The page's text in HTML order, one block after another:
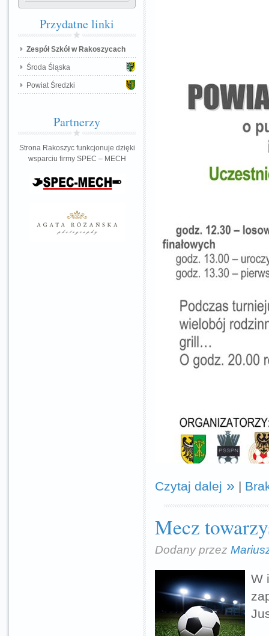
Czytaj dalej |
Mecz
Dodany przez
W
Przydatnelinki
Zespół Szkół w Rakoszycach
Środa Śląska
Powiat Średzki
Partnerzy
Strona Rakoszyc funkcjonuje dzięki
wsparciu firmy SPEC – MECH